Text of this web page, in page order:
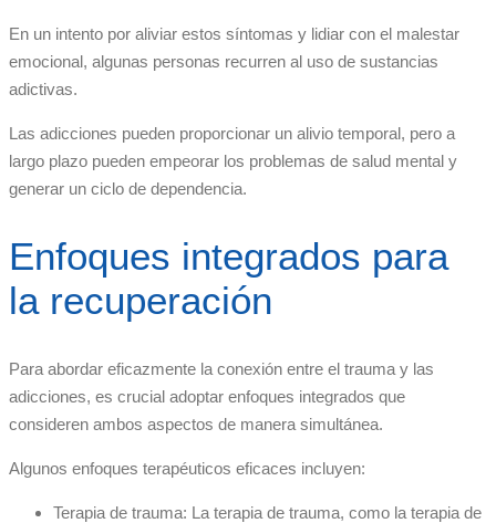
En un intento por aliviar estos síntomas y lidiar con el malestar
emocional, algunas personas recurren al uso de sustancias
adictivas.
Las adicciones pueden proporcionar un alivio temporal, pero a
largo plazo pueden empeorar los problemas de salud mental y
generar un ciclo de dependencia.
Enfoques integrados para
la recuperación
Para abordar eficazmente la conexión entre el trauma y las
adicciones, es crucial adoptar enfoques integrados que
consideren ambos aspectos de manera simultánea.
Algunos enfoques terapéuticos eficaces incluyen:
Terapia de trauma: La terapia de trauma, como la terapia de